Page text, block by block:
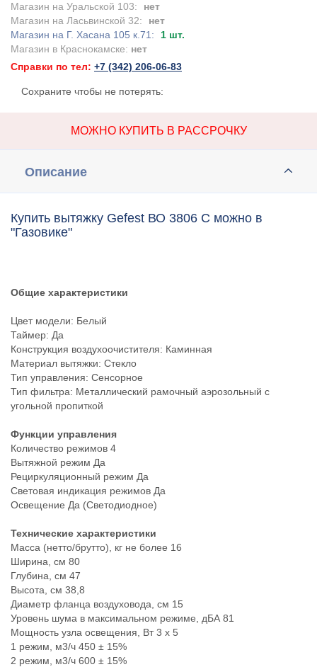
Магазин на Уральской 103:
нет
Магазин на Ласьвинской 32:
нет
Магазин на Г. Хасана 105 к.71:
1 шт.
Магазин в Краснокамске: нет
Справки по тел: +7 (342) 206-06-83
Сохраните чтобы не потерять:
МОЖНО КУПИТЬ В РАССРОЧКУ
Описание
Купить вытяжку Gefest ВО 3806 С можно в
"Газовике"
Общие характеристики
Цвет модели: Белый
Таймер: Да
Конструкция воздухоочистителя: Каминная
Материал вытяжки: Стекло
Тип управления: Сенсорное
Тип фильтра: Металлический рамочный аэрозольный с
угольной пропиткой
Функции управления
Количество режимов 4
Вытяжной режим Да
Рециркуляционный режим Да
Световая индикация режимов Да
Освещение Да (Светодиодное)
Технические характеристики
Масса (нетто/брутто), кг не более 16
Ширина, см 80
Глубина, см 47
Высота, см 38,8
Диаметр фланца воздуховода, см 15
Уровень шума в максимальном режиме, дБА 81
Мощность узла освещения, Вт 3 x 5
1 режим, м3/ч 450 ± 15%
2 режим, м3/ч 600 ± 15%